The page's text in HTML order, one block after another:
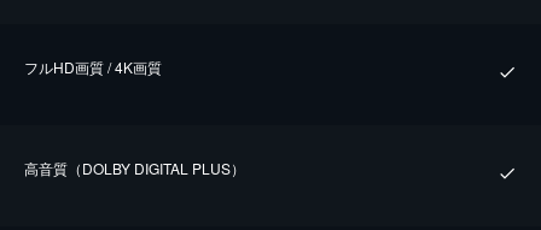
フルHD画質 / 4K画質
⾼⾳質（DOLBY DIGITAL PLUS）